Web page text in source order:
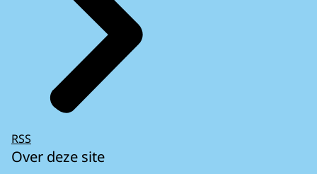
RSS
Over deze site